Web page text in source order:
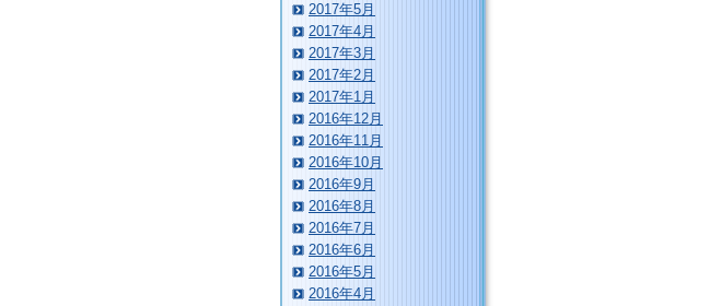
2017年5月
2017年4月
2017年3月
2017年2月
2017年1月
2016年12月
2016年11月
2016年10月
2016年9月
2016年8月
2016年7月
2016年6月
2016年5月
2016年4月